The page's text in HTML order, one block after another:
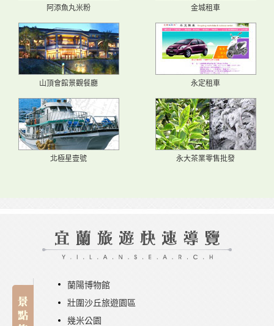
阿添魚丸米粉 金城租車
山頂會館景觀餐廳 永定租車
北極星壹號 永大茶業零售批發
蘭陽博物館
壯圍沙丘旅遊園區
幾米公園